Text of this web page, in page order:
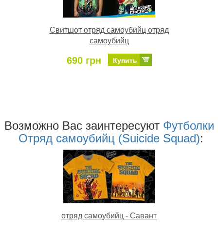
Свитшот отряд самоубийц отряд
самоубийц
690 грн Купить
Возможно Ваc заинтересуют Футболки
Отряд самоубийц (Suicide Squad):
отряд самоубийц - Савант